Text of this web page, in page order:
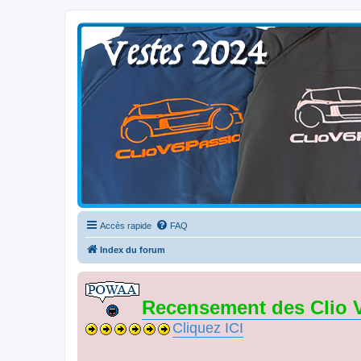
Clio V6 Passion
Le site français des passionnés de Clio V6
Accès rapide FAQ
Index du forum
Recensement des Clio
Cliquez ICI